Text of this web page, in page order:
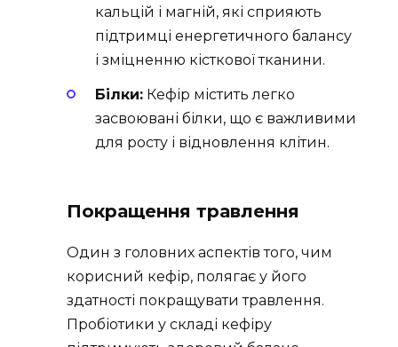
кальцій і магній, які сприяють
підтримці енергетичного балансу
і зміцненню кісткової тканини.
Білки: Кефір містить легко
засвоювані білки, що є важливими
для росту і відновлення клітин.
Покращення травлення
Один з головних аспектів того, чим
корисний кефір, полягає у його
здатності покращувати травлення.
Пробіотики у складі кефіру